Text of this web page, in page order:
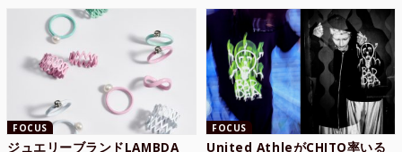
FOCUS
ジュエリーブランドLAMBDA
FOCUS
United AthleがCHITO率いる